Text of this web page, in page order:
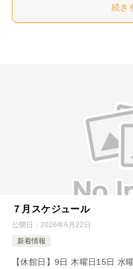
続き
７月スケジュール
公開日： 2026年6月22日
新着情報
【休館日】9日 木曜日15日